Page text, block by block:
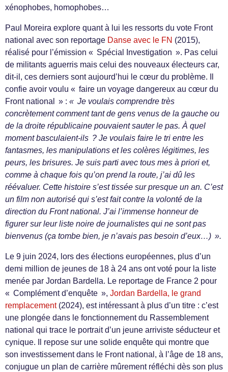
xénophobes, homophobes…
Paul Moreira explore quant à lui les ressorts du vote Front
national avec son reportage Danse avec le FN (2015),
réalisé pour l’émission « Spécial Investigation ». Pas celui
de militants aguerris mais celui des nouveaux électeurs car,
dit-il, ces derniers sont aujourd’hui le cœur du problème. Il
confie avoir voulu « faire un voyage dangereux au cœur du
Front national » : « Je voulais comprendre très
concrètement comment tant de gens venus de la gauche ou
de la droite républicaine pouvaient sauter le pas. À quel
moment basculaient-ils ? Je voulais faire le tri entre les
fantasmes, les manipulations et les colères légitimes, les
peurs, les brisures. Je suis parti avec tous mes à priori et,
comme à chaque fois qu’on prend la route, j’ai dû les
réévaluer. Cette histoire s’est tissée sur presque un an. C’est
un film non autorisé qui s’est fait contre la volonté de la
direction du Front national. J’ai l’immense honneur de
figurer sur leur liste noire de journalistes qui ne sont pas
bienvenus (ça tombe bien, je n’avais pas besoin d’eux…) ».
Le 9 juin 2024, lors des élections européennes, plus d’un
demi million de jeunes de 18 à 24 ans ont voté pour la liste
menée par Jordan Bardella. Le reportage de France 2 pour
« Complément d’enquête », Jordan Bardella, le grand
remplacement(2024), est intéressant à plus d’un titre : c’est
une plongée dans le fonctionnement du Rassemblement
national qui trace le portrait d’un jeune arriviste séducteur et
cynique. Il repose sur une solide enquête qui montre que
son investissement dans le Front national, à l’âge de 18 ans,
conjugue un plan de carrière mûrement réfléchi dès son plus